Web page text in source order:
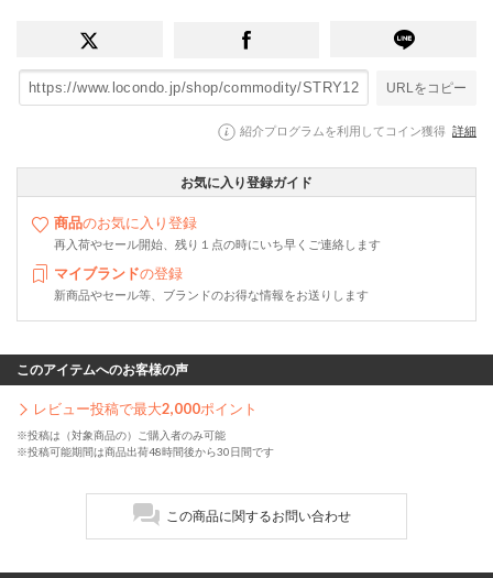
URLをコピー
紹介プログラムを利用してコイン獲得 詳細
お気に入り登録ガイド
商品のお気に入り登録
再入荷やセール開始、残り１点の時にいち早くご連絡します
マイブランドの登録
新商品やセール等、ブランドのお得な情報をお送りします
このアイテムへのお客様の声
レビュー投稿で最大2,000ポイント
※投稿は（対象商品の）ご購入者のみ可能
※投稿可能期間は商品出荷48時間後から30日間です
この商品に関するお問い合わせ